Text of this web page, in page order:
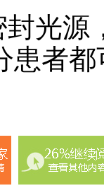
光
患者